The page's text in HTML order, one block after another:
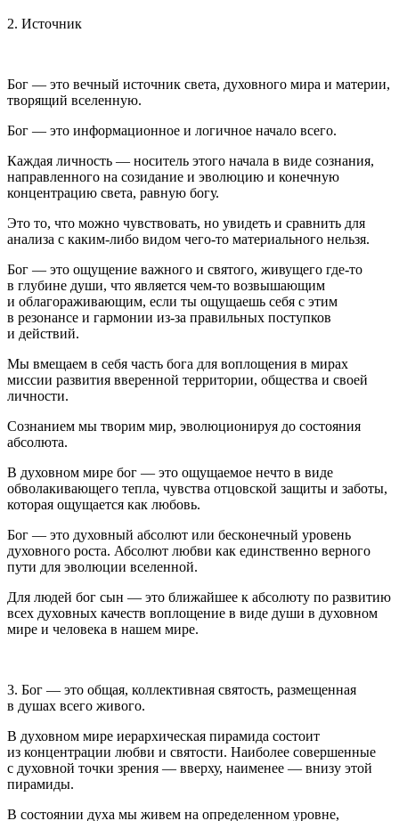
2. Источник
Бог — это вечный источник света, духовного мира и материи,
творящий вселенную.
Бог — это информационное и логичное начало всего.
Каждая личность — носитель этого начала в виде сознания,
направленного на созидание и эволюцию и конечную
концентрацию света, равную богу.
Это то, что можно чувствовать, но увидеть и сравнить для
анализа с каким-либо видом чего-то материального нельзя.
Бог — это ощущение важного и святого, живущего где-то
в глубине души, что является чем-то возвышающим
и облагораживающим, если ты ощущаешь себя с этим
в резонансе и гармонии из-за правильных поступков
и действий.
Мы вмещаем в себя часть бога для воплощения в мирах
миссии развития вверенной территории, общества и своей
личности.
Сознанием мы творим мир, эволюционируя до состояния
абсолюта.
В духовном мире бог — это ощущаемое нечто в виде
обволакивающего тепла, чувства отцовской защиты и заботы,
которая ощущается как любовь.
Бог — это духовный абсолют или бесконечный уровень
духовного роста. Абсолют любви как единственно верного
пути для эволюции вселенной.
Для людей бог сын — это ближайшее к абсолюту по развитию
всех духовных качеств воплощение в виде души в духовном
мире и человека в нашем мире.
3. Бог — это общая, коллективная святость, размещенная
в душах всего живого.
В духовном мире иерархическая пирамида состоит
из концентрации любви и святости. Наиболее совершенные
с духовной точки зрения — вверху, наименее — внизу этой
пирамиды.
В состоянии духа мы живем на определенном уровне,